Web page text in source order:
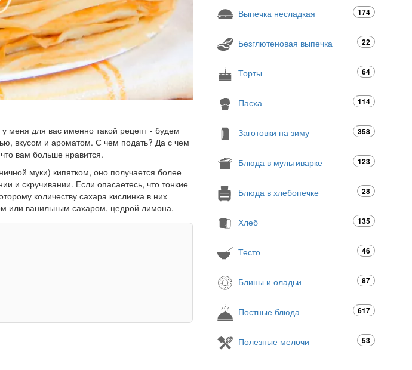
меня для вас именно такой рецепт - будем
вкусом и ароматом. С чем подать? Да с чем
вам больше нравится.
муки) кипятком, оно получается более
и скручивании. Если опасаетесь, что тонкие
количеству сахара кислинка в них
или ванильным сахаром, цедрой лимона.
Выпечка несладкая 174
Безглютеновая выпечка 22
Торты 64
Пасха 114
Заготовки на зиму 358
Блюда в мультиварке 123
Блюда в хлебопечке 28
Хлеб 135
Тесто 46
Блины и оладьи 87
Постные блюда 617
Полезные мелочи 53